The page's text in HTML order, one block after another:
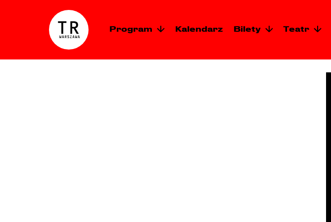
Program Kalendarz Bilety Teatr